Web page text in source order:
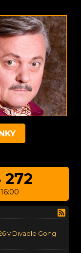
272
v Divadle Gong